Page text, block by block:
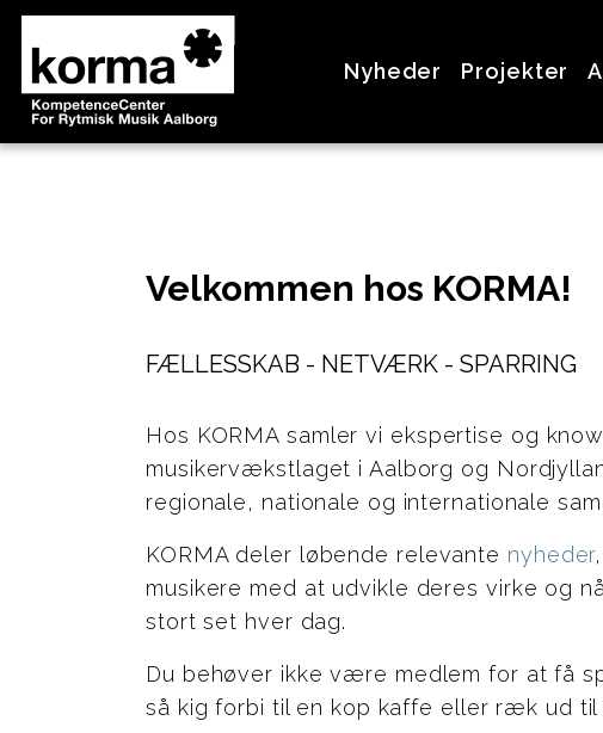
Nyheder Projekter
Velkommen hos KORMA!
FÆLLESSKAB - NETVÆRK - SPARRING
Hos KORMA samler vi ekspertise og
musikervækstlaget i Aalborg og
regionale, nationale og internationale
KORMA deler løbende relevante nyheder
musikere med at udvikle deres virke og
stort set hver dag.
Du behøver ikke være medlem for at få
så kig forbi til en kop kaffe eller ræk ud til